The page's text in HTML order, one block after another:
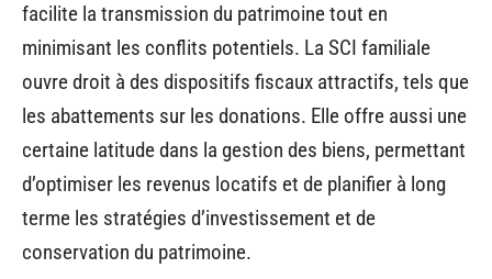
facilite la transmission du patrimoine tout en
minimisant les conflits potentiels. La SCI familiale
ouvre droit à des dispositifs fiscaux attractifs, tels que
les abattements sur les donations. Elle offre aussi une
certaine latitude dans la gestion des biens, permettant
d’optimiser les revenus locatifs et de planifier à long
terme les stratégies d’investissement et de
conservation du patrimoine.